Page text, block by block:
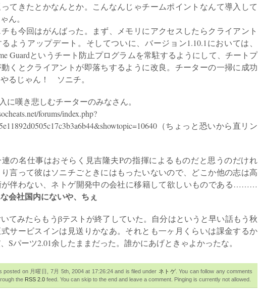
てきたとかなんとか。こんなんじゃチームポイントなんて導入して
ん。
も今回はがんばった。まず、メモリにアクセスしたらクライアント
ようアップデート。そしてついに、バージョン1.10.1においては、
Guardというチート防止プログラムを常駐するようにして、チートプ
動くとクライアントが即落ちするように改良。チーターの一掃に成功
るじゃん！ ソニチ。
に嘆き悲しむチーターのみなさん。
forums/index.php?
（ちょっと恐いから直リン
の名仕事はおそらく見吉隆夫Pの指揮によるものだと思うのだけれ
言って彼はソニチごときにはもったいないので、どこか他の志は高
が伴わない、ネトゲ開発中の会社に移籍して欲しいものである………
会社国内にないや、ちぇ
てみたらもうβテストが終了していた。自分はというと早い話もう秋
サービスインは見送りかなあ。それとも一ヶ月くらいは課金するか
Sパーツ2.01余したままだった。誰かにあげときゃよかったな。
posted on 月曜日, 7月 5th, 2004 at 17:26:24 and is filed under ネトゲ. You can follow any comments
the RSS 2.0 feed. You can skip to the end and leave a comment. Pinging is currently not allowed.